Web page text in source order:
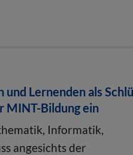
Lernenden als
MINT-Bildung ein
Informatik,
angesichts der